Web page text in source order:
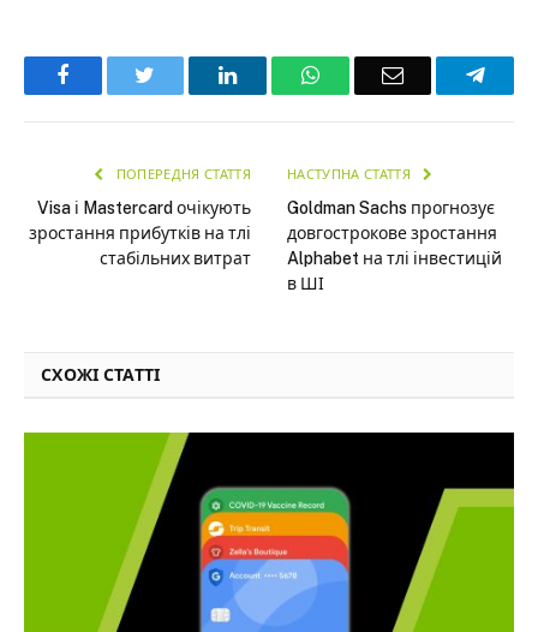
Facebook LinkedInWhatsAppEmail
ПОПЕРЕДНЯ СТАТТЯ
Visa і Mastercard очікують
зростання прибутків на тлі
стабільних витрат
НАСТУПНА СТАТТЯ
Goldman Sachs прогнозує
довгострокове зростання
Alphabet на тлі інвестицій
в ШІ
СХОЖІ СТАТТІ